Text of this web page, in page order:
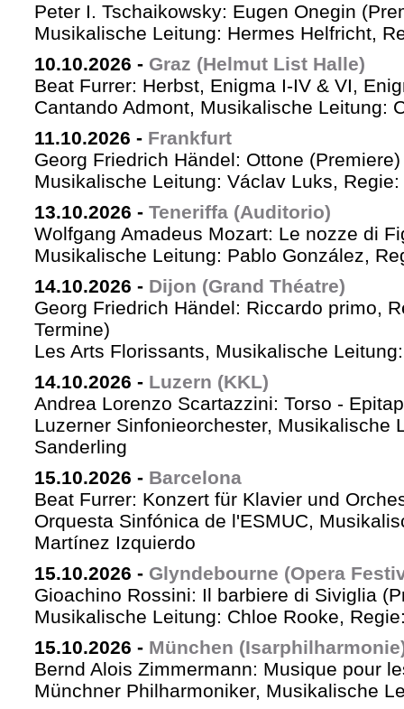
Peter I. Tschaikowsky: Eugen Onegin
Musikalische Leitung: Hermes Helfricht,
10.10.2026 - Graz (Helmut List Halle)
Beat Furrer: Herbst, Enigma I-IV & VI,
Cantando Admont, Musikalische Leitung:
11.10.2026 - Frankfurt
Georg Friedrich Händel: Ottone (Premiere)
Musikalische Leitung: Václav Luks,
13.10.2026 - Teneriffa (Auditorio)
Wolfgang Amadeus Mozart: Le nozze di
Musikalische Leitung: Pablo González,
14.10.2026 - Dijon (Grand Théatre)
Georg Friedrich Händel: Riccardo primo,
Termine)
Les Arts Florissants, Musikalische
14.10.2026 - Luzern (KKL)
Andrea Lorenzo Scartazzini: Torso -
Luzerner Sinfonieorchester, Musikalische
Sanderling
15.10.2026 - Barcelona
Beat Furrer: Konzert für Klavier und
Orquesta Sinfónica de l'ESMUC,
Martínez Izquierdo
15.10.2026 - Glyndebourne (Opera
Gioachino Rossini: Il barbiere di Siviglia
Musikalische Leitung: Chloe Rooke,
15.10.2026 - München
Bernd Alois Zimmermann: Musique pour
Münchner Philharmoniker, Musikalische